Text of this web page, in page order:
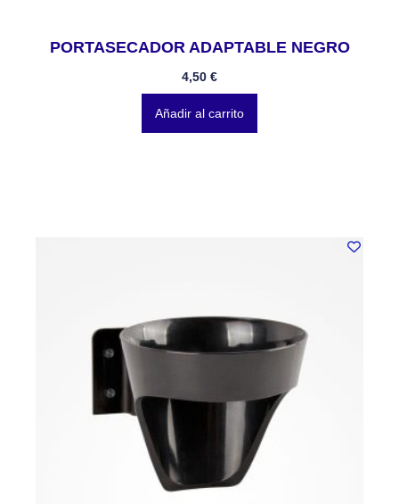
PORTASECADOR ADAPTABLE NEGRO
4,50 €
Añadir al carrito